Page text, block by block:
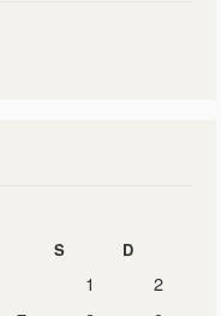
S D
1
2